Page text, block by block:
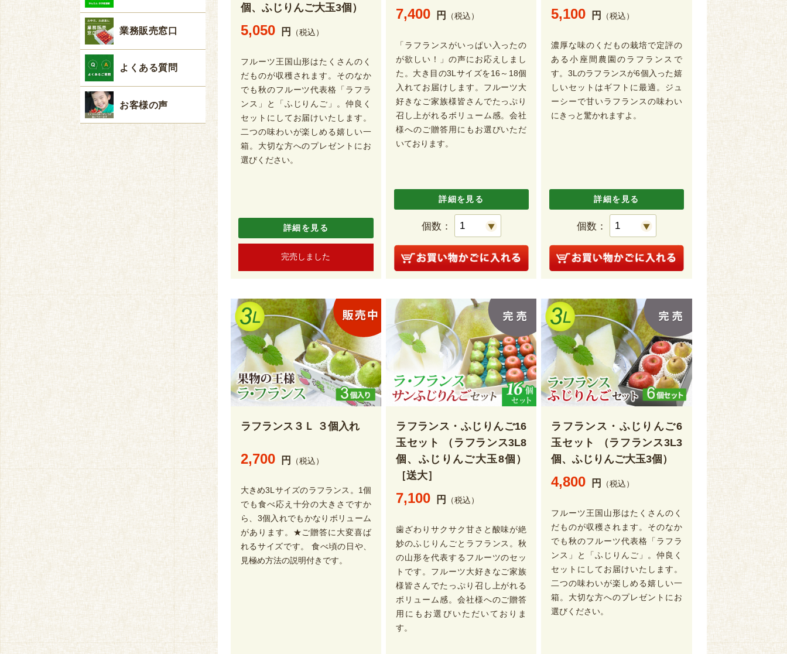
個、ふじりんご大玉3個）
5,050 円 （税込）
フルーツ王国山形はたくさんのく
だものが収穫されます。そのなか
でも秋のフルーツ代表格「ラフラ
ンス」と「ふじりんご」。仲良く
セットにしてお届けいたします。
二つの味わいが楽しめる嬉しい一
箱。大切な方へのプレゼントにお
選びください。
詳細を見る
完売しました
7,400 円 （税込）
「ラフランスがいっぱい入ったの
が欲しい！」の声にお応えしまし
た。大き目の3Lサイズを16～18個
入れてお届けします。フルーツ大
好きなご家族様皆さんでたっぷり
召し上がれるボリューム感。会社
様へのご贈答用にもお選びいただ
いております。
詳細を見る
個数：
5,100 円 （税込）
濃厚な味のくだもの栽培で定評の
ある小座間農園のラフランスで
す。3Lのラフランスが6個入った嬉
しいセットはギフトに最適。ジュ
ーシーで甘いラフランスの味わい
にきっと驚かれますよ。
詳細を見る
個数：
ラフランス３Ｌ ３個入れ
2,700 円 （税込）
大きめ3Lサイズのラフランス。1個
でも食べ応え十分の大きさですか
ら、3個入れでもかなりボリューム
があります。★ご贈答に大変喜ば
れるサイズです。 食べ頃の日や、
見極め方法の説明付きです。
ラフランス・ふじりんご16
玉セット （ラフランス3L8
個、ふじりんご大玉8個）
［送大］
7,100 円 （税込）
歯ざわりサクサク甘さと酸味が絶
妙のふじりんごとラフランス。秋
の山形を代表するフルーツのセッ
トです。フルーツ大好きなご家族
様皆さんでたっぷり召し上がれる
ボリューム感。会社様へのご贈答
用にもお選びいただいておりま
す。
ラフランス・ふじりんご6
玉セット （ラフランス3L3
個、ふじりんご大玉3個）
4,800 円 （税込）
フルーツ王国山形はたくさんのく
だものが収穫されます。そのなか
でも秋のフルーツ代表格「ラフラ
ンス」と「ふじりんご」。仲良く
セットにしてお届けいたします。
二つの味わいが楽しめる嬉しい一
箱。大切な方へのプレゼントにお
選びください。
業務販売窓口
よくある質問
お客様の声